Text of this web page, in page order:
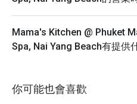
Mama's Kitchen @ Phuket
Spa, Nai Yang Beach有提供
你可能也會喜歡